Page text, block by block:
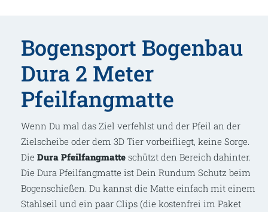
Bogensport Bogenbau
Dura 2 Meter
Pfeilfangmatte
Wenn Du mal das Ziel verfehlst und der Pfeil an der
Zielscheibe oder dem 3D Tier vorbeifliegt, keine Sorge.
Die Dura Pfeilfangmatte schützt den Bereich dahinter.
Die Dura Pfeilfangmatte ist Dein Rundum Schutz beim
Bogenschießen. Du kannst die Matte einfach mit einem
Stahlseil und ein paar Clips (die kostenfrei im Paket